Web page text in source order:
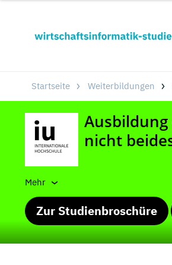
Startseite Weiterbildungen
Mehr
Zur Studienbroschüre